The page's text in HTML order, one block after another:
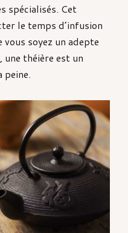
spécialisés. Cet
le temps d’infusion
soyez un adepte
une théière est un
peine.